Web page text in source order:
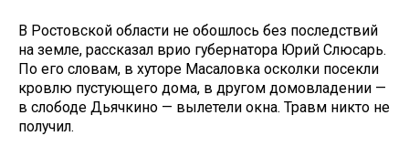
В Ростовской области не обошлось без последствий
на земле, рассказал врио губернатора Юрий Слюсарь.
По его словам, в хуторе Масаловка осколки посекли
кровлю пустующего дома, в другом домовладении —
в слободе Дьячкино — вылетели окна. Травм никто не
получил.